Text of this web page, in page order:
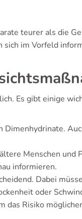
teurer als die
im Vorfeld
Es gibt einige
Menschen und
informieren.
Dabei
oder
das Risiko